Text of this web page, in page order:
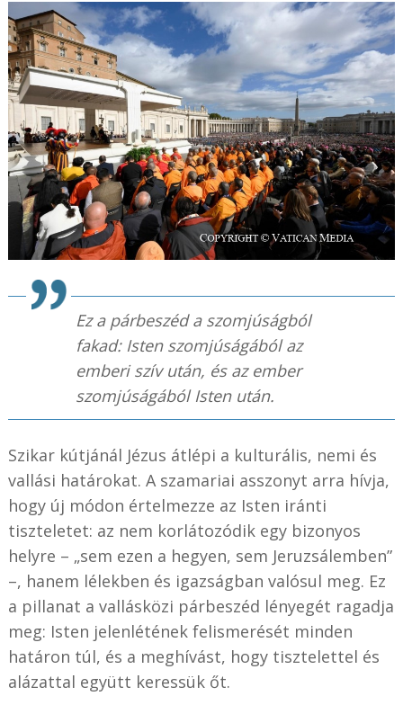
Ez a párbeszéd a szomjúságból
fakad: Isten szomjúságából az
emberi szív után, és az ember
szomjúságából Isten után.
Szikar kútjánál Jézus átlépi a kulturális, nemi és
vallási határokat. A szamariai asszonyt arra hívja,
hogy új módon értelmezze az Isten iránti
tiszteletet: az nem korlátozódik egy bizonyos
helyre – „sem ezen a hegyen, sem Jeruzsálemben”
–, hanem lélekben és igazságban valósul meg. Ez
a pillanat a vallásközi párbeszéd lényegét ragadja
meg: Isten jelenlétének felismerését minden
határon túl, és a meghívást, hogy tisztelettel és
alázattal együtt keressük őt.